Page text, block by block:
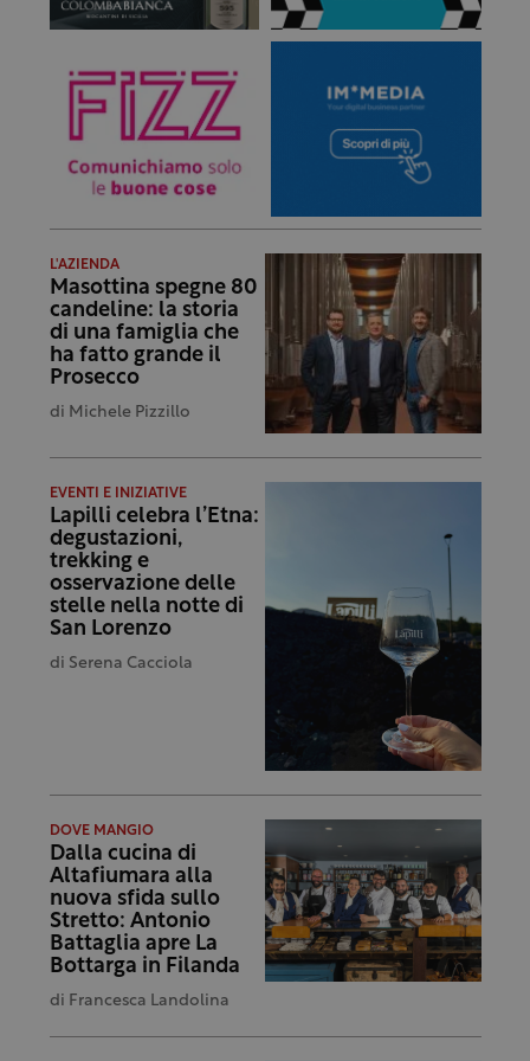
L'AZIENDA
Masottina spegne 80
candeline: la storia
di una famiglia che
ha fatto grande il
Prosecco
di Michele Pizzillo
EVENTI E INIZIATIVE
Lapilli celebra l’Etna:
degustazioni,
trekking e
osservazione delle
stelle nella notte di
San Lorenzo
di Serena Cacciola
DOVE MANGIO
Dalla cucina di
Altafiumara alla
nuova sfida sullo
Stretto: Antonio
Battaglia apre La
Bottarga in Filanda
di Francesca Landolina